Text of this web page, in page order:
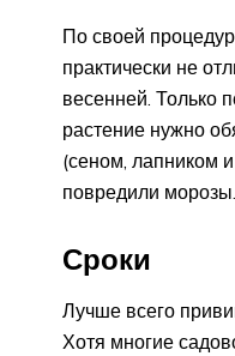
По своей
практически не
весенней. Только
растение нужно
(сеном, лапником
повредили морозы.
Сроки
Лучше всего
Хотя многие